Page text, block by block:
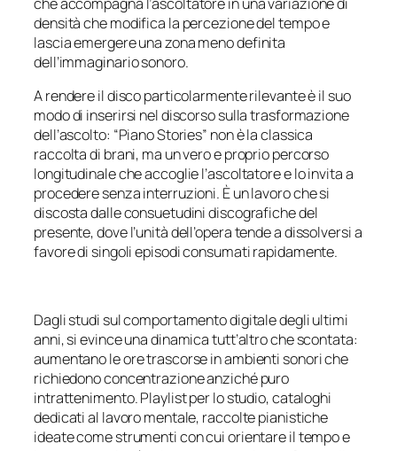
densità che modifica la percezione del tempo e
lascia emergere una zona meno definita
dell’immaginario sonoro.
A rendere il disco particolarmente rilevante è il suo
modo di inserirsi nel discorso sulla trasformazione
dell’ascolto: “Piano Stories” non è la classica
raccolta di brani, ma un vero e proprio percorso
longitudinale che accoglie l’ascoltatore e lo invita a
procedere senza interruzioni. È un lavoro che si
discosta dalle consuetudini discografiche del
presente, dove l’unità dell’opera tende a dissolversi a
favore di singoli episodi consumati rapidamente.
Dagli studi sul comportamento digitale degli ultimi
anni, si evince una dinamica tutt’altro che scontata:
aumentano le ore trascorse in ambienti sonori che
richiedono concentrazione anziché puro
intrattenimento. Playlist per lo studio, cataloghi
dedicati al lavoro mentale, raccolte pianistiche
ideate come strumenti con cui orientare il tempo e